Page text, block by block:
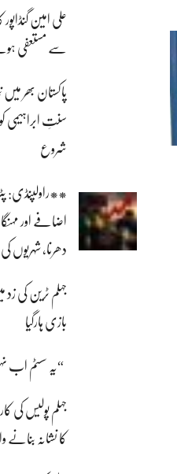
علی امین
سے مستعفی
پاکستان بھر میں
سنتِ ابراہیمی
شروع
**راولپنڈی:
اضافے اور
دھرنا،
جہلم ٹرین کی
بازی ہارگیا
“یہ سسٹم اب
کا نشانہ بنانے